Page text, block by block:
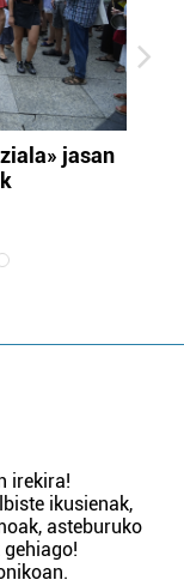
jasan
irekira!
ikusienak,
asteburuko